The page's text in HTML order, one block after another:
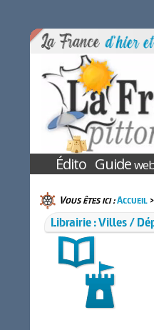
Édito Guide
Vous êtes ici :Accueil>
Librairie : Villes /